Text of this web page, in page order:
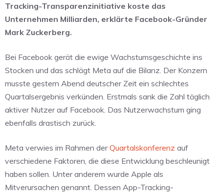
Tracking-Transparenzinitiative koste das
Unternehmen Milliarden, erklärte Facebook-Gründer
Mark Zuckerberg.
Bei Facebook gerät die ewige Wachstumsgeschichte ins
Stocken und das schlägt Meta auf die Bilanz. Der Konzern
musste gestern Abend deutscher Zeit ein schlechtes
Quartalsergebnis verkünden. Erstmals sank die Zahl täglich
aktiver Nutzer auf Facebook. Das Nutzerwachstum ging
ebenfalls drastisch zurück.
Meta verwies im Rahmen derQuartalskonferenz auf
verschiedene Faktoren, die diese Entwicklung beschleunigt
haben sollen. Unter anderem wurde Apple als
Mitverursachen genannt. Dessen App-Tracking-